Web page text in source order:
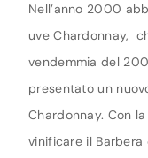
Nell’anno 2000
uve Chardonnay,
vendemmia del
presentato un
Chardonnay. Con
vinificare il Barbera